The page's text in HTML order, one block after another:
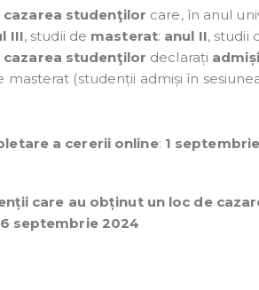
cazarea studenţilor care, în anul
III, studii de masterat: anul II, studii
cazarea studenţilor declarați
masterat (studenții admiși în
a cererii online: 1
care au obținut un loc de
septembrie 2024